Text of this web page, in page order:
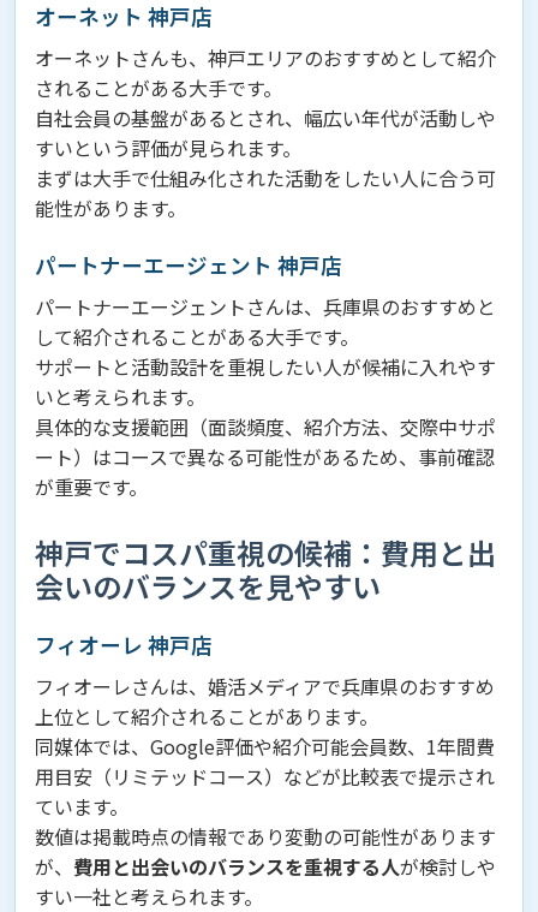
オーネット 神戸店
オーネットさんも、神戸エリアのおすすめとして紹介
されることがある大手です。
自社会員の基盤があるとされ、幅広い年代が活動しや
すいという評価が見られます。
まずは大手で仕組み化された活動をしたい人に合う可
能性があります。
パートナーエージェント 神戸店
パートナーエージェントさんは、兵庫県のおすすめと
して紹介されることがある大手です。
サポートと活動設計を重視したい人が候補に入れやす
いと考えられます。
具体的な支援範囲（面談頻度、紹介方法、交際中サポ
ート）はコースで異なる可能性があるため、事前確認
が重要です。
神戸でコスパ重視の候補：費用と出
会いのバランスを見やすい
フィオーレ 神戸店
フィオーレさんは、婚活メディアで兵庫県のおすすめ
上位として紹介されることがあります。
同媒体では、Google評価や紹介可能会員数、1年間費
用目安（リミテッドコース）などが比較表で提示され
ています。
数値は掲載時点の情報であり変動の可能性があります
が、 費用と出会いのバランスを重視する人が検討しや
すい一社と考えられます。